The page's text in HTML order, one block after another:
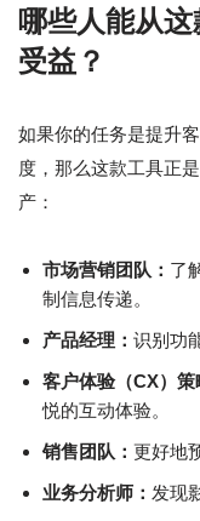
哪些人能从
受益？
如果你的任务是提升
度，那么这款工具正
产：
市场营销团队： 了
制信息传递。
产品经理： 识别功
客户体验（CX）策
悦的互动体验。
销售团队： 更好地
业务分析师： 发现